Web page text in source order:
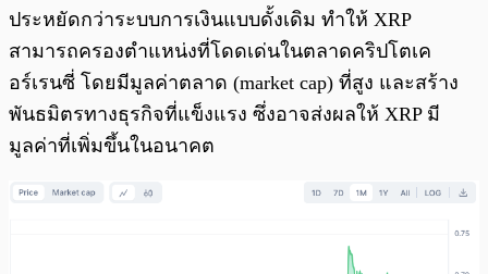
ประหยัดกว่าระบบการเงินแบบดั้งเดิม ทำให้ XRP
สามารถครองตำแหน่งที่โดดเด่นในตลาดคริปโตเค
อร์เรนซี่ โดยมีมูลค่าตลาด (market cap) ที่สูง และสร้าง
พันธมิตรทางธุรกิจที่แข็งแรง ซึ่งอาจส่งผลให้ XRP มี
มูลค่าที่เพิ่มขึ้นในอนาคต